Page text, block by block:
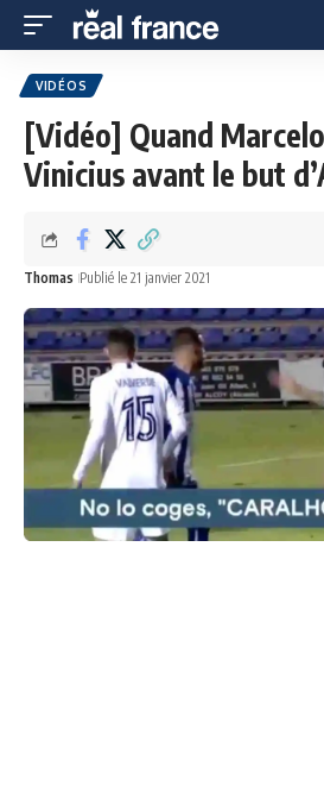
VIDÉOS
[Vidéo] Quand
Vinicius avant le but
Thomas Publié le 21 janvier 2021